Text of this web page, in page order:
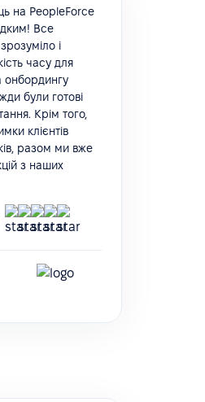
на PeopleForce
Все
і
часу для
онбордингу
були готові
Крім того,
клієнтів
разом ми вже
з наших